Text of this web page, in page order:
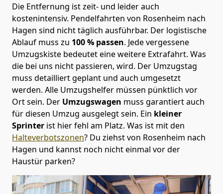
Die Entfernung ist zeit- und leider auch
kostenintensiv. Pendelfahrten von Rosenheim nach
Hagen sind nicht täglich ausführbar. Der logistische
Ablauf muss zu 100 % passen. Jede vergessene
Umzugskiste bedeutet eine weitere Extrafahrt. Was
die bei uns nicht passieren, wird. Der Umzugstag
muss detailliert geplant und auch umgesetzt
werden. Alle Umzugshelfer müssen pünktlich vor
Ort sein. Der Umzugswagen muss garantiert auch
für diesen Umzug ausgelegt sein. Ein kleiner
Sprinter ist hier fehl am Platz. Was ist mit den
Halteverbotszonen? Du ziehst von Rosenheim nach
Hagen und kannst noch nicht einmal vor der
Haustür parken?